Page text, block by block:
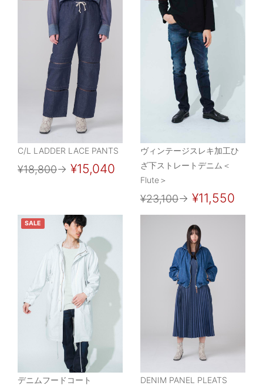
C/L LADDER LACE PANTS
¥18,800→ ¥15,040
ヴィンテージスレキ加工ひ
ざ下ストレートデニム＜
Flute＞
¥23,100→ ¥11,550
SALE
デニムフードコート
DENIM PANEL PLEATS